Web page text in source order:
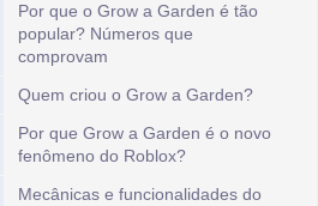
Por que o Grow a Garden é tão
popular? Números que
comprovam
Quem criou o Grow a Garden?
Por que Grow a Garden é o novo
fenômeno do Roblox?
Mecânicas e funcionalidades do